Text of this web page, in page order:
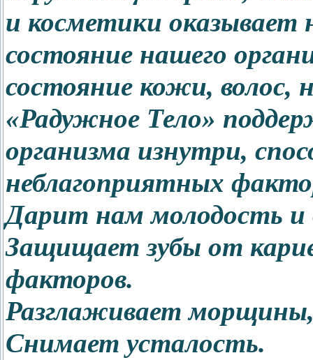
и косметики оказывает
состояние нашего
состояние кожи, волос,
«Радужное Тело»
организма изнутри,
неблагоприятных
Дарит нам молодость и
Защищает зубы от
факторов.
Разглаживает
Снимает усталость.